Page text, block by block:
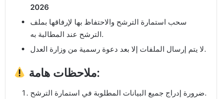
2026
سحب استمارة الترشح والاحتفاظ بها لإرفاقها بملف
الترشح عند المطالبة به.
لا يتم إرسال الملفات إلا بعد دعوة رسمية من وزارة العدل.
ملاحظات هامة:
ضرورة إدراج جميع البيانات المطلوبة في استمارة الترشح.